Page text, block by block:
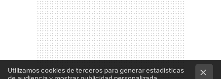
Utilizamos cookies de terceros para generar estadísticas